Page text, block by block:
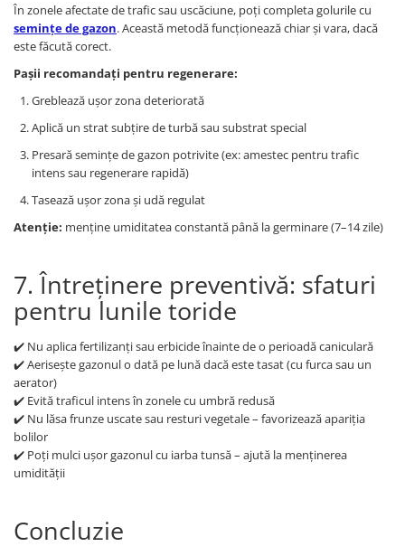
În zonele afectate de trafic sau uscăciune, poți completa golurile cu
semințe de gazon. Această metodă funcționează chiar și vara, dacă
este făcută corect.
Pașii recomandați pentru regenerare:
Greblează ușor zona deteriorată
Aplică un strat subțire de turbă sau substrat special
Presară semințe de gazon potrivite (ex: amestec pentru trafic
intens sau regenerare rapidă)
Tasează ușor zona și udă regulat
Atenție: menține umiditatea constantă până la germinare (7–14 zile)
7. Întreținere preventivă: sfaturi
pentru lunile toride
✔️ Nu aplica fertilizanți sau erbicide înainte de o perioadă caniculară
✔️ Aerisește gazonul o dată pe lună dacă este tasat (cu furca sau un
aerator)
✔️ Evită traficul intens în zonele cu umbră redusă
✔️ Nu lăsa frunze uscate sau resturi vegetale – favorizează apariția
bolilor
✔️ Poți mulci ușor gazonul cu iarba tunsă – ajută la menținerea
umidității
Concluzie